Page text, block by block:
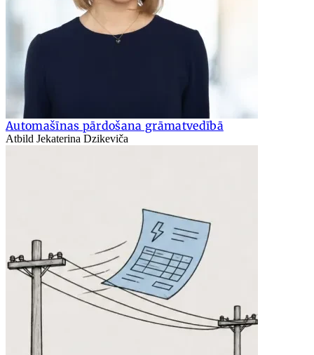
Automašīnas pārdošana grāmatvedībā
Atbild Jekaterina Dzikeviča